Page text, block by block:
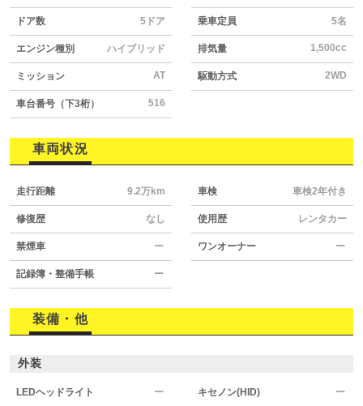
ドア数 5ドア 乗車定員 5名
エンジン種別 ハイブリッド 排気量 1,500cc
ミッション AT 駆動方式 2WD
車台番号（下3桁） 516
車両状況
走行距離 9.2万km 車検 車検2年付き
修復歴 なし 使用歴 レンタカー
禁煙車 ー ワンオーナー ー
記録簿・整備手帳 ー
装備・他
外装
LEDヘッドライト ー キセノン(HID) ー